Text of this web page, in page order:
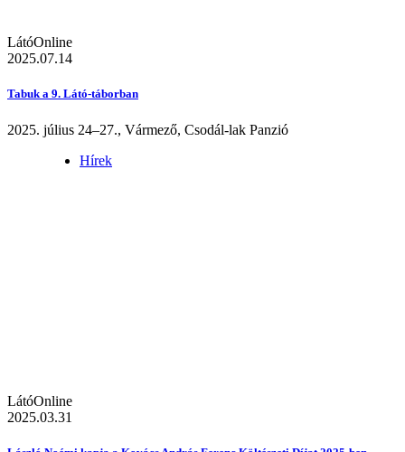
LátóOnline
2025.07.14
Tabuk a 9. Látó-táborban
2025. július 24–27., Vármező, Csodál-lak Panzió
Hírek
LátóOnline
2025.03.31